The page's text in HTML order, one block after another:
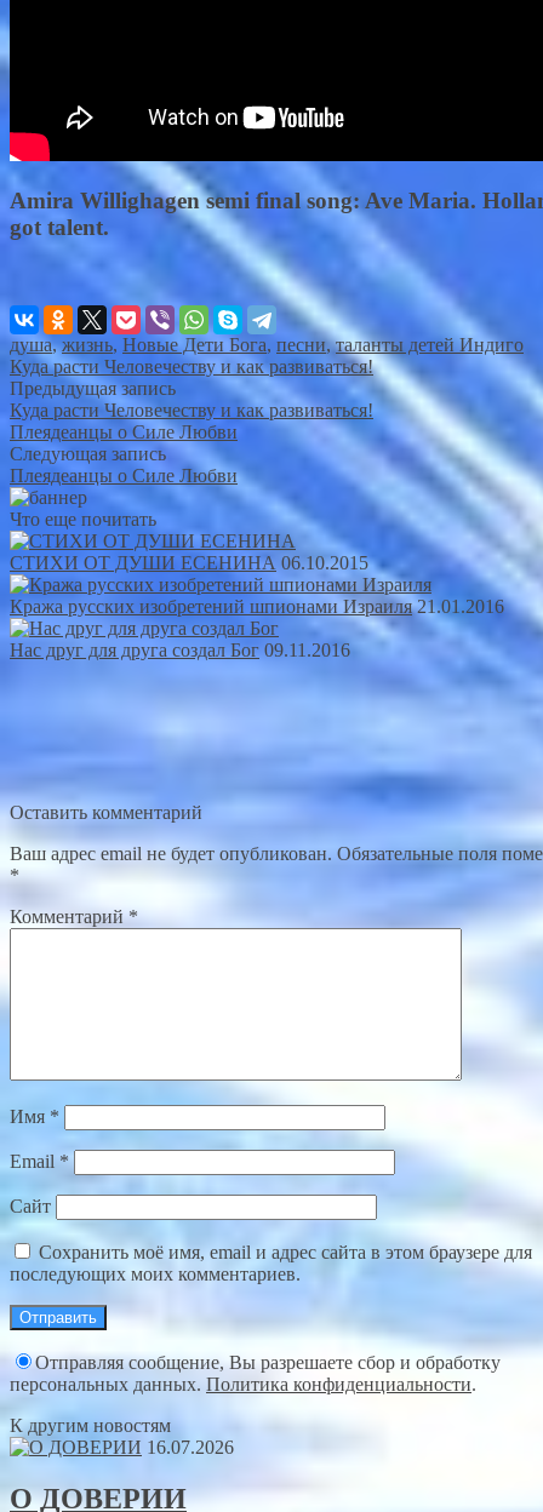
Amira Willighagen semi final song: Ave Maria.
got talent.
душа,жизнь, Новые Дети Бога, песни,таланты детей Индиго
Куда расти Человечеству и как развиваться!
Предыдущая запись
Куда расти Человечеству и как развиваться!
Плеядеанцы о Силе Любви
Следующая запись
Плеядеанцы о Силе Любви
Что еще почитать
СТИХИ ОТ ДУШИ ЕСЕНИНА 06.10.2015
Кража русских изобретений шпионами Израиля 21.01.2016
Нас друг для друга создал Бог 09.11.2016
Оставить комментарий
Ваш адрес email не будет опубликован. Обязательные поля
*
Комментарий*
Имя *
Email *
Сайт
Сохранить моё имя, email и адрес сайта в этом браузере для
последующих моих комментариев.
Отправляя сообщение, Вы разрешаете сбор и обработку
персональных данных. Политика конфиденциальности.
К другим новостям
16.07.2026
О ДОВЕРИИ